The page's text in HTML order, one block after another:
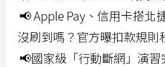
📢 Apple Pay、信用卡搭北
沒刷到嗎？官方曝扣款規則
📢國家級「行動斷網」演習